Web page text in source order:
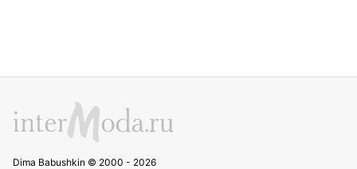
Dima Babushkin © 2000 - 2026